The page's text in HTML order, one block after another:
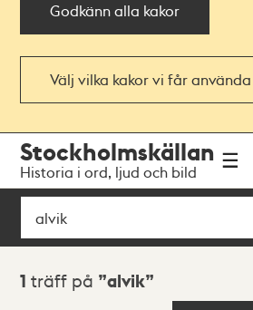
Godkänn alla kakor
Välj vilka kakor vi får använda
navigationen
huvudinnehållet
Stockholmskällan
Historia i ord, ljud och bild
Sök
Sökresultat
1 träff på alvik